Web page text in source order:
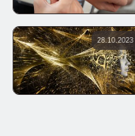
28.10.2023